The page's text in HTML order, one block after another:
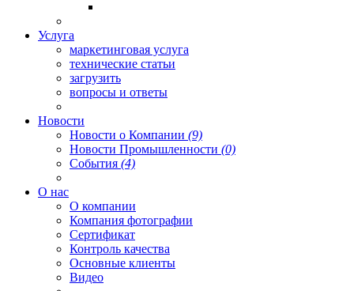
Услуга
маркетинговая услуга
технические статьи
загрузить
вопросы и ответы
Новости
Новости о Компании (9)
Новости Промышленности (0)
События (4)
О нас
О компании
Компания фотографии
Сертификат
Контроль качества
Основные клиенты
Видео